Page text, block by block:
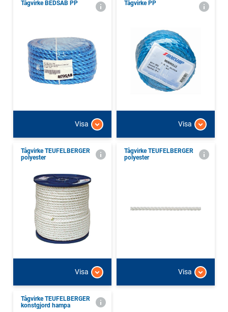
Tågvirke BEDSAB PP
Visa
Tågvirke PP
Visa
Tågvirke TEUFELBERGER
polyester
Visa
Tågvirke TEUFELBERGER
polyester
Visa
Tågvirke TEUFELBERGER
konstgjord hampa